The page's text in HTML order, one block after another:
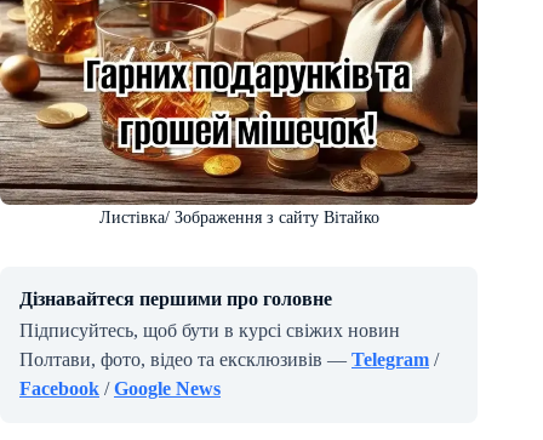
Листівка/ Зображення з сайту Вітайко
Дізнавайтеся першими про головне
Підписуйтесь, щоб бути в курсі свіжих новин
Полтави, фото, відео та ексклюзивів — Telegram /
Facebook /Google News